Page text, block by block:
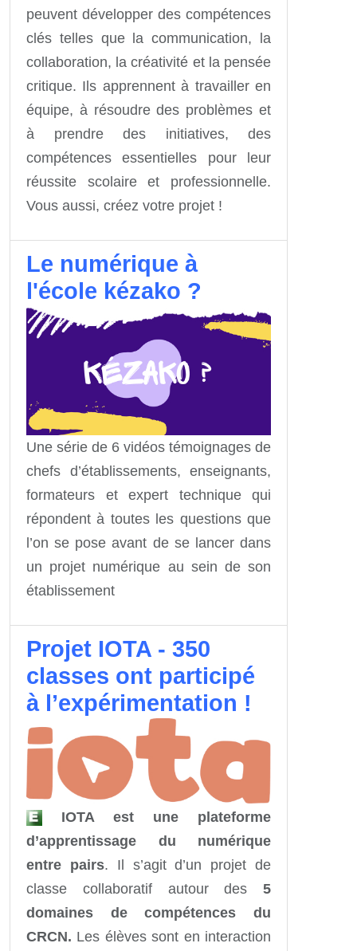
peuvent développer des compétences
clés telles que la communication, la
collaboration, la créativité et la pensée
critique. Ils apprennent à travailler en
équipe, à résoudre des problèmes et
à prendre des initiatives, des
compétences essentielles pour leur
réussite scolaire et professionnelle.
Vous aussi, créez votre projet !
Le numérique à
l'école kézako ?
Une série de 6 vidéos témoignages de
chefs d’établissements, enseignants,
formateurs et expert technique qui
répondent à toutes les questions que
l’on se pose avant de se lancer dans
un projet numérique au sein de son
établissement
Projet IOTA - 350
classes ont participé
à l’expérimentation !
IOTA est une plateforme
d’apprentissage du numérique
entre pairs. Il s’agit d’un projet de
classe collaboratif autour des 5
domaines de compétences du
CRCN. Les élèves sont en interaction